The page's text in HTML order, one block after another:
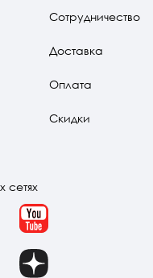
Сотрудничество
Доставка
Оплата
Скидки
сетях
YouTube
Dzen